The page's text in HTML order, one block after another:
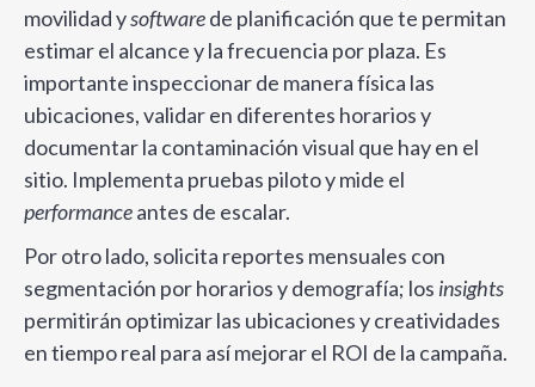
movilidad ysoftwarede planificación que te permitan
estimar el alcance y la frecuencia por plaza. Es
importante inspeccionar de manera física las
ubicaciones, validar en diferentes horarios y
documentar la contaminación visual que hay en el
sitio. Implementa pruebas piloto y mide el
performanceantes de escalar.
Por otro lado, solicita reportes mensuales con
segmentación por horarios y demografía; los insights
permitirán optimizar las ubicaciones y creatividades
en tiempo real para así mejorar el ROI de la campaña.